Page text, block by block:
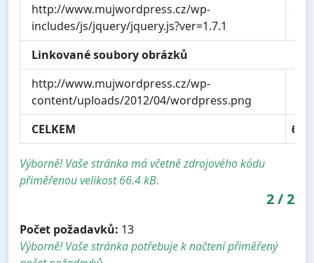
http://www.mujwordpress.cz/wp-
includes/js/jquery/jquery.js?ver=1.7.1
Linkované soubory obrázků
http://www.mujwordpress.cz/wp-
content/uploads/2012/04/wordpress.png
CELKEM
Výborně! Vaše stránka má včetně zdrojového kódu
přiměřenou velikost 66.4 kB.
2/2
Počet požadavků: 13
Výborně! Vaše stránka potřebuje k načtení přiměřený